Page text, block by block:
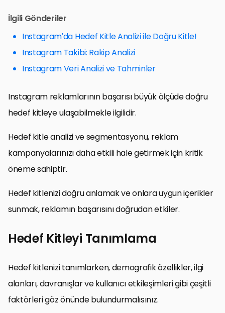
İlgili Gönderiler
Instagram’da Hedef Kitle Analizi ile Doğru Kitle!
Instagram Takibi: Rakip Analizi
Instagram Veri Analizi ve Tahminler
Instagram reklamlarının başarısı büyük ölçüde doğru
hedef kitleye ulaşabilmekle ilgilidir.
Hedef kitle analizi ve segmentasyonu, reklam
kampanyalarınızı daha etkili hale getirmek için kritik
öneme sahiptir.
Hedef kitlenizi doğru anlamak ve onlara uygun içerikler
sunmak, reklamın başarısını doğrudan etkiler.
Hedef Kitleyi Tanımlama
Hedef kitlenizi tanımlarken, demografik özellikler, ilgi
alanları, davranışlar ve kullanıcı etkileşimleri gibi çeşitli
faktörleri göz önünde bulundurmalısınız.